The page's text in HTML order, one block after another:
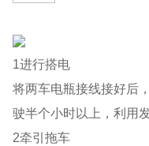
1进行搭电
将两车电瓶接线接好后
驶半个小时以上，利用
2牵引拖车